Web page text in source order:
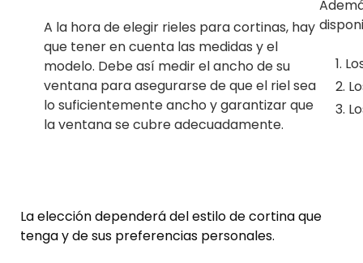
A la hora de elegir rieles para cortinas, hay
que tener en cuenta las medidas y el
modelo. Debe así medir el ancho de su
ventana para asegurarse de que el riel sea
lo suficientemente ancho y garantizar que
la ventana se cubre adecuadamente.
La elección dependerá del estilo de cortina que
tenga y de sus preferencias personales.